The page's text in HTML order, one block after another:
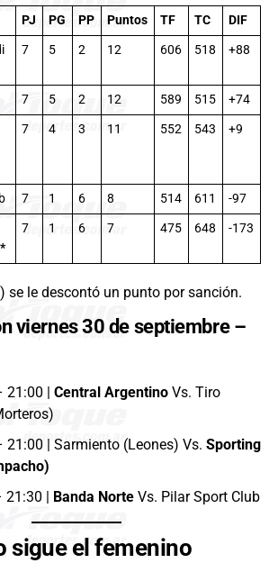
PJ PG PP Puntos TF TC
DIF
7 5 2 12 606 518 +88
7 5 2 12 589 515
+74
7 4 3 11 552 543 +9
7 1 6 8 514 611
-97
*
7 1 6 7 475 648 -173
se le descontó un punto por sanción.
viernes 30 de septiembre –
| Central Argentino Vs. Tiro
21:00 | Sarmiento (Leones) Vs. Sporting
21:30 | Banda Norte Vs. Pilar Sport Club
sigue el femenino